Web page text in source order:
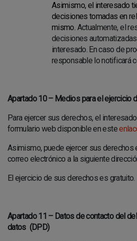
Asimismo, el interesado
decisiones tomadas en
mismo. Actualmente, el
decisiones
interesado. En caso de
responsable lo notificará
Apartado 10 – Medios para el ejercicio
Para ejercer sus derechos, el
formulario web disponible en este
Asimismo, puede ejercer sus derechos
correo electrónico a la siguiente
El ejercicio de sus derechos es gratuito.
Apartado 11 – Datos de contacto del
datos (DPD)